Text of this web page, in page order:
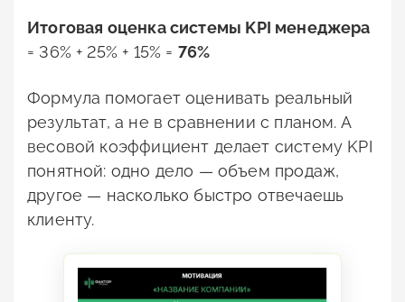
Итоговая оценкасистемы KPI менеджера
= 36% + 25% + 15% = 76%
Формула помогает оценивать реальный
результат, а не в сравнении с планом. А
весовой коэффициент делает систему KPI
понятной: одно дело — объем продаж,
другое — насколько быстро отвечаешь
клиенту.